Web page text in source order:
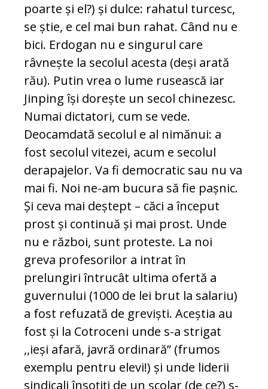
poarte și el?) și dulce: rahatul turcesc,
se știe, e cel mai bun rahat. Când nu e
bici. Erdogan nu e singurul care
râvnește la secolul acesta (deși arată
rău). Putin vrea o lume rusească iar
Jinping își dorește un secol chinezesc.
Numai dictatori, cum se vede.
Deocamdată secolul e al nimănui: a
fost secolul vitezei, acum e secolul
derapajelor. Va fi democratic sau nu va
mai fi. Noi ne-am bucura să fie pașnic.
Și ceva mai deștept – căci a început
prost și continuă și mai prost. Unde
nu e război, sunt proteste. La noi
greva profesorilor a intrat în
prelungiri întrucât ultima ofertă a
guvernului (1000 de lei brut la salariu)
a fost refuzată de greviști. Aceștia au
fost și la Cotroceni unde s-a strigat
,,ieși afară, javră ordinară” (frumos
exemplu pentru elevi!) și unde liderii
sindicali însoțiți de un școlar (de ce?) s-